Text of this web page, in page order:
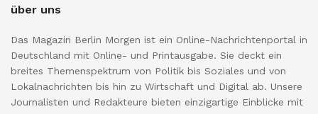
über uns
Das Magazin Berlin Morgen ist ein Online-Nachrichtenportal in
Deutschland mit Online- und Printausgabe. Sie deckt ein
breites Themenspektrum von Politik bis Soziales und von
Lokalnachrichten bis hin zu Wirtschaft und Digital ab. Unsere
Journalisten und Redakteure bieten einzigartige Einblicke mit